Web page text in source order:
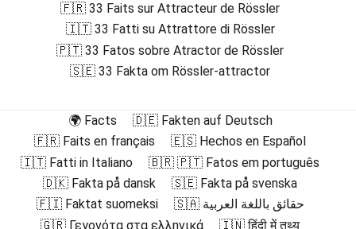
🇫🇷 33 Faits sur Attracteur de Rössler
🇮🇹 33 Fatti su Attrattore di Rössler
🇵🇹 33 Fatos sobre Atractor de Rössler
🇸🇪 33 Fakta om Rössler-attractor
🌍 Facts
🇩🇪 Fakten auf Deutsch
🇫🇷 Faits en français
🇪🇸 Hechos en Español
🇮🇹 Fatti in Italiano
🇧🇷 🇵🇹 Fatos em português
🇩🇰 Fakta på dansk
🇸🇪 Fakta på svenska
🇫🇮 Faktat suomeksi
🇸🇦 حقائق باللغة العربية
🇬🇷 Γεγονότα στα ελληνικά
🇮🇳 हिंदी में तथ्य